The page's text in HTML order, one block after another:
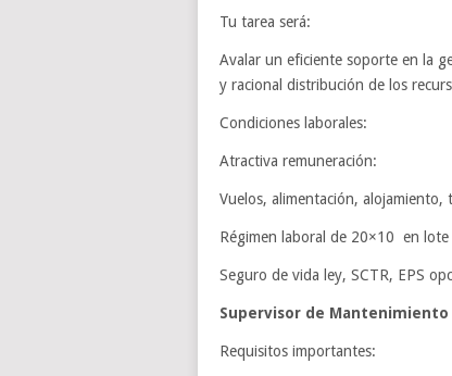
Tu tarea será:
Avalar un eficiente soporte en la
y racional distribución de los
Condiciones laborales:
Atractiva remuneración:
Vuelos, alimentación,
Régimen laboral de 20×10 en
Seguro de vida ley, SCTR, EPS
Supervisor de Mantenimiento
Requisitos importantes: